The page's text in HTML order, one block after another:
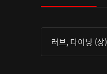
러브, 다이닝 (상)